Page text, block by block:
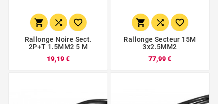
  
Rallonge Noire Sect.
2P+T 1.5MM2 5 M
19,19 €
  
Rallonge Secteur 15M
3x2.5MM2
77,99 €